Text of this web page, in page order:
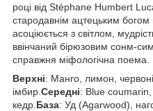
році від Stéphane Humbert
стародавнім ацтецьким
асоціюється з світлом,
ввінчаний бірюзовим сонм-
справжня міфологічна поема.
Верхні: Манго, лимон,
імбир. Середні: Blue coumarin,
кедр. База: Уд (Agarwood),